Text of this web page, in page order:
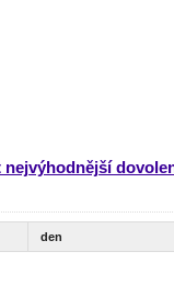
nejvýhodnější
den